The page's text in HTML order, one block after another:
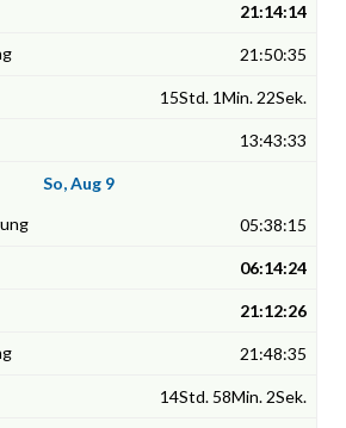
21:14:14
21:50:35
15Std. 1Min. 22Sek.
13:43:33
So, Aug 9
05:38:15
06:14:24
21:12:26
21:48:35
14Std. 58Min. 2Sek.